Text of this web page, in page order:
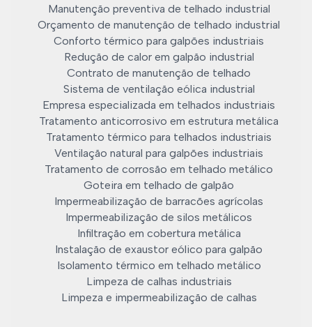
Manutenção preventiva de telhado industrial
Orçamento de manutenção de telhado industrial
Conforto térmico para galpões industriais
Redução de calor em galpão industrial
Contrato de manutenção de telhado
Sistema de ventilação eólica industrial
Empresa especializada em telhados industriais
Tratamento anticorrosivo em estrutura metálica
Tratamento térmico para telhados industriais
Ventilação natural para galpões industriais
Tratamento de corrosão em telhado metálico
Goteira em telhado de galpão
Impermeabilização de barracões agrícolas
Impermeabilização de silos metálicos
Infiltração em cobertura metálica
Instalação de exaustor eólico para galpão
Isolamento térmico em telhado metálico
Limpeza de calhas industriais
Limpeza e impermeabilização de calhas